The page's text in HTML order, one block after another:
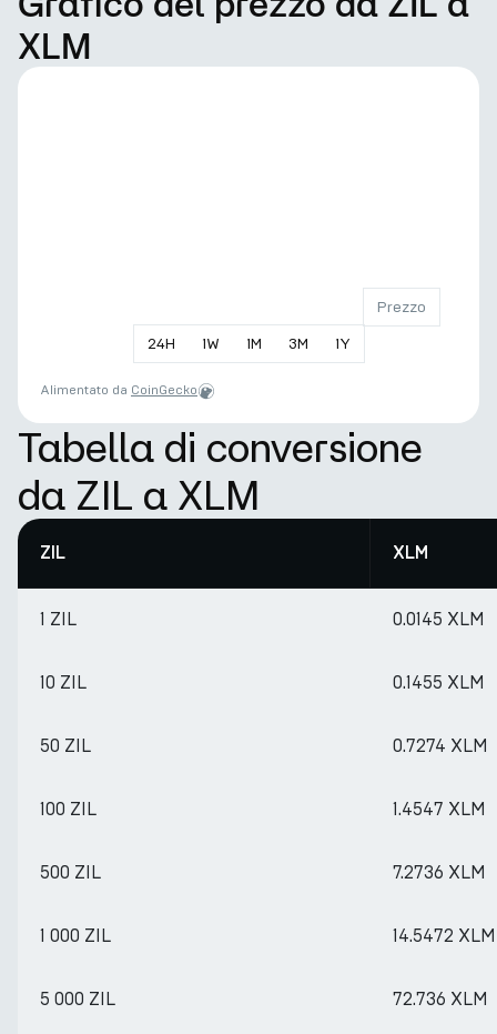
XLM
24H 1W 1M 3M 1Y
Prezzo
Alimentato da CoinGecko
Tabella di conversione
da ZIL a XLM
ZIL XLM
1 ZIL 0.0145 XLM
10 ZIL 0.1455 XLM
50 ZIL 0.7274 XLM
100 ZIL 1.4547 XLM
500 ZIL 7.2736 XLM
1 000 ZIL 14.5472 XLM
5 000 ZIL 72.736 XLM